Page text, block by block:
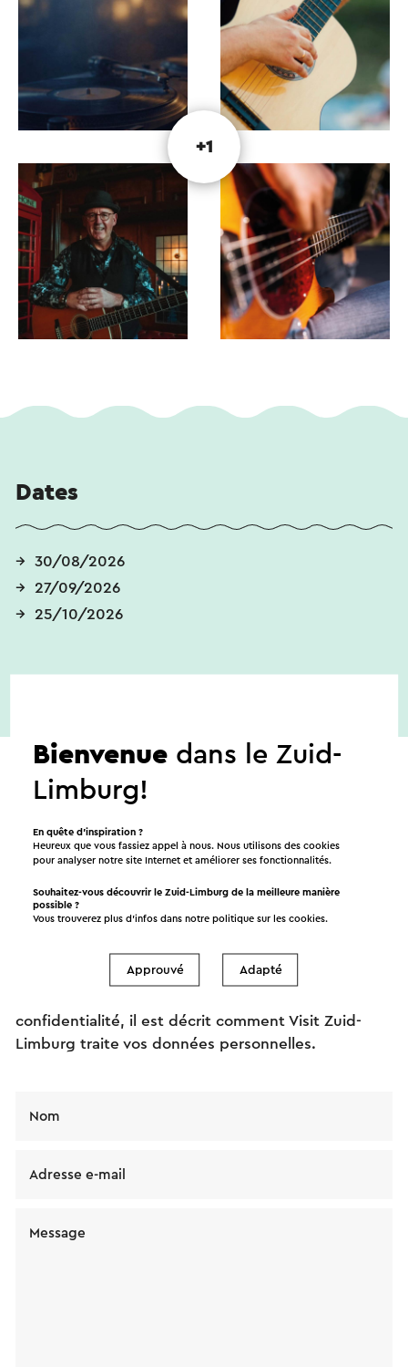
+1
Dates
30/08/2026
27/09/2026
25/10/2026
Envoyez un mail
zondag van de maand in De Pannenfabriek. Votre
message sera envoyé immédiatement après avoir
confidentialité, il est décrit comment Visit Zuid-
Limburg traite vos données personnelles.
Nom
Adresse e-mail
Message
Bienvenue dans le Zuid-
Limburg!
En quête d’inspiration ?
Heureux que vous fassiez appel à nous. Nous utilisons des cookies
pour analyser notre site Internet et améliorer ses fonctionnalités.
Souhaitez-vous découvrir le Zuid-Limburg de la meilleure manière
possible ?
Vous trouverez plus d’infos dans notre politique sur lescookies
Approuvé Adapté